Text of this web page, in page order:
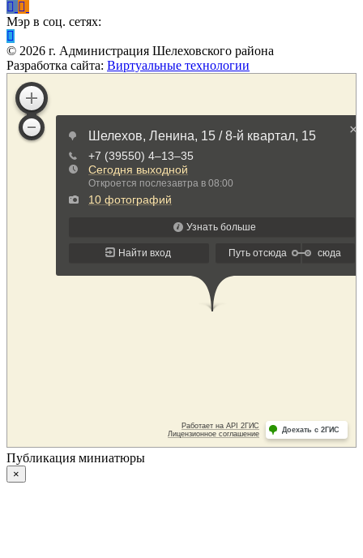
Мэр в соц. сетях:
© 2026 г. Администрация Шелеховского района
Разработка сайта: Виртуальные технологии
Публикация миниатюры
×